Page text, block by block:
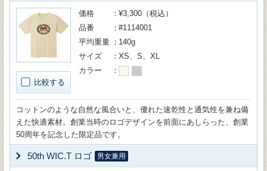
比較する
価格
¥3,300（税込）
品番
#1114001
平均重量
140g
サイズ
XS、S、XL
カラー
コットンのような自然な風合いと、優れた速乾性と通気性を兼ね備
えた快適素材。創業当時のロゴデザインを前面にあしらった、創業
50周年を記念した限定品です。
50th WIC.T ロゴ 男女兼用